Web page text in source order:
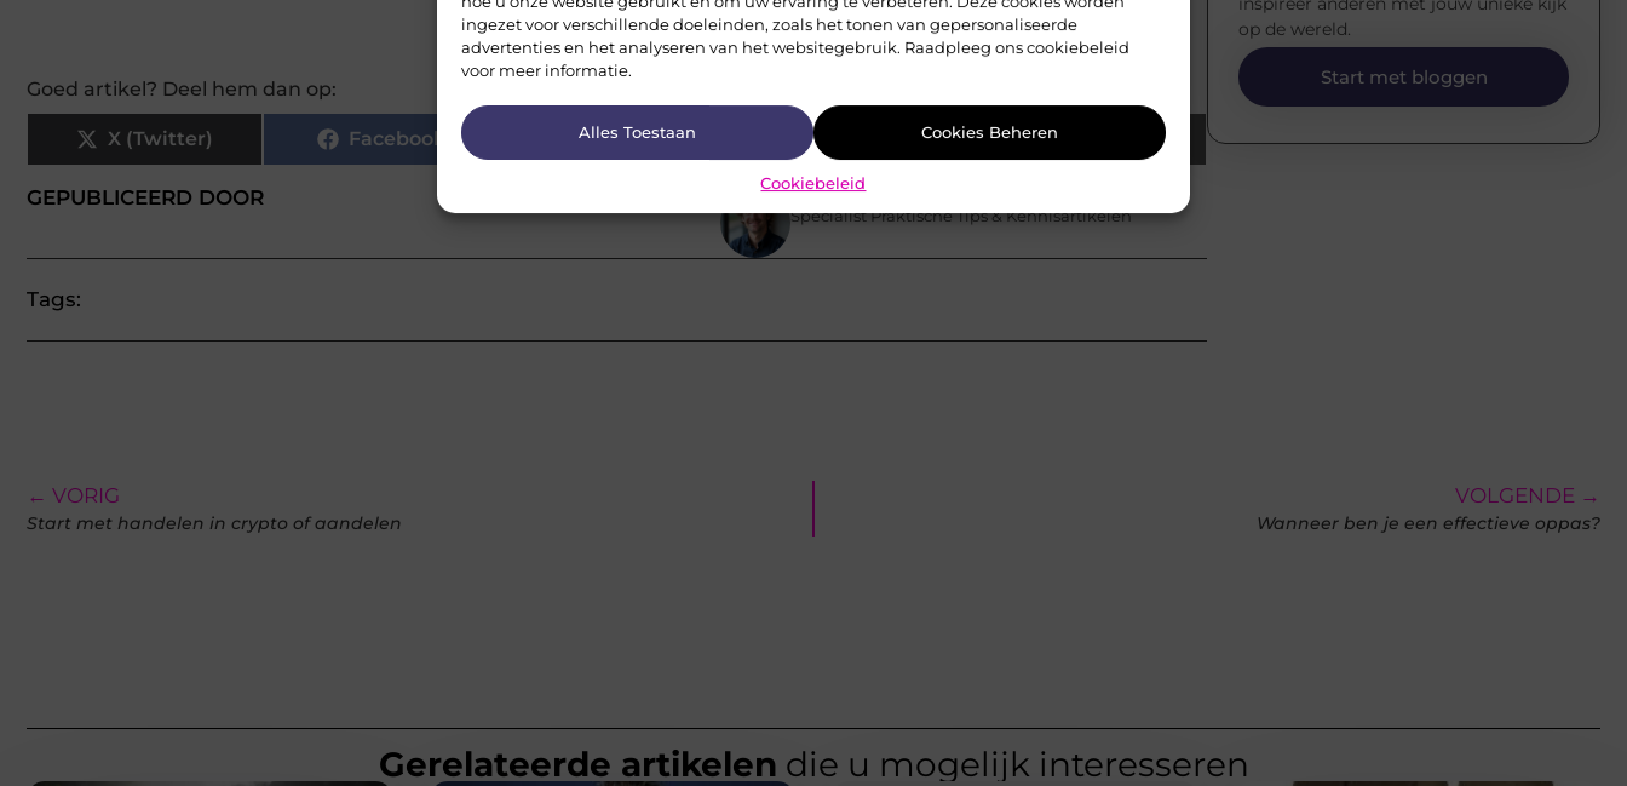
ingezet voor verschillende doeleinden, zoals het tonen van gepersonaliseerde
advertenties en het analyseren van het websitegebruik. Raadpleeg ons cookiebeleid
voor meer informatie.
Alles Toestaan Cookies Beheren
Cookiebeleid
Goed artikel? Deel hem dan op:
X (Twitter) Facebook Pinterest
GEPUBLICEERD DOOR Jasper de Jong
Specialist Praktische Tips & Kennisartikelen
Tags:
op de wereld.
Start met bloggen
← VORIG
Start met handelen in crypto of aandelen
VOLGENDE →
Wanneer ben je een effectieve oppas?
Gerelateerde artikelen die u mogelijk interesseren